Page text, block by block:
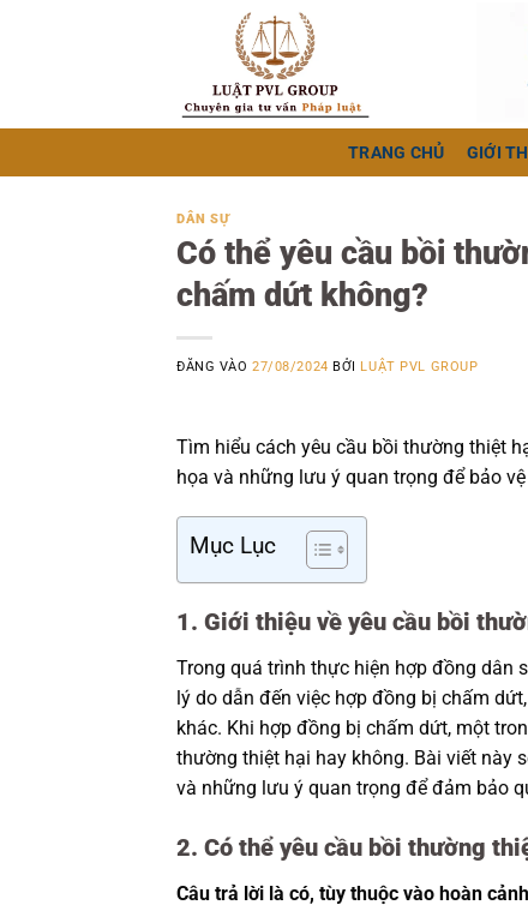
TRANG CHỦ GIỚI
DÂN SỰ
Có thể yêu cầu bồi
chấm dứt không?
ĐĂNG VÀO27/08/2024 BỞI LUẬT PVL GROUP
Tìm hiểu cách yêu cầu bồi thường thiệt
họa và những lưu ý quan trọng để bảo
Mục Lục
1. Giới thiệu về yêu cầu bồi
Trong quá trình thực hiện hợp đồng dân
lý do dẫn đến việc hợp đồng bị chấm
khác. Khi hợp đồng bị chấm dứt, một
thường thiệt hại hay không. Bài viết này
và những lưu ý quan trọng để đảm bảo
2. Có thể yêu cầu bồi thường
Câu trả lời là có, tùy thuộc vào hoàn